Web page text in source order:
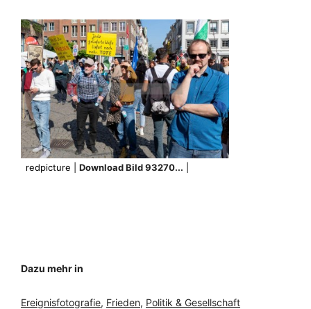
redpicture | Download Bild 93270...
Dazu mehr in
Ereignisfotografie, Frieden, Politik & Gesellschaft